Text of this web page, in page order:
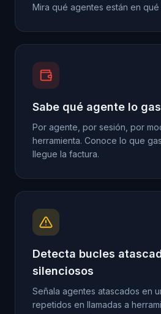
Mira qué agentes están en qué
Sabe qué agente lo
Por agente, por sesión, por
herramienta. Conoce lo que
llegue la factura.
Detecta bucles
silenciosos
Señala agentes atascados en
repetidos en llamadas a